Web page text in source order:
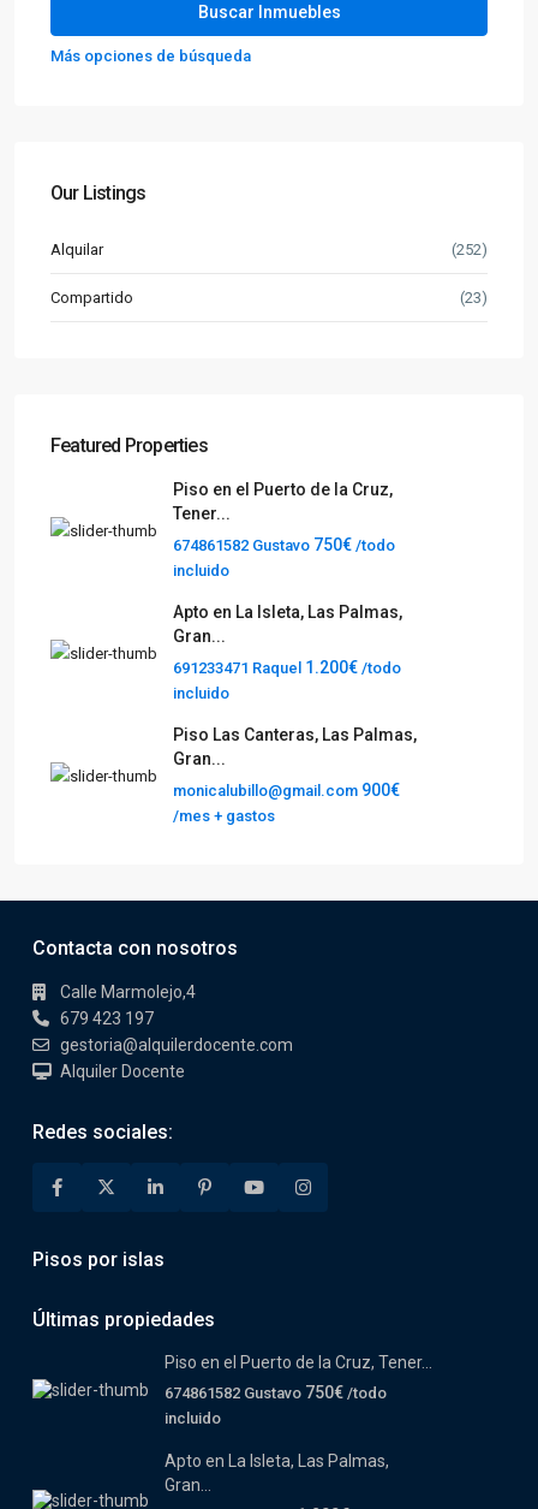
Más opciones de búsqueda
Our Listings
Alquilar (252)
Compartido (23)
Featured Properties
Piso en el Puerto de la Cruz,
Tener...
674861582 Gustavo 750€ /todo
incluido
Apto en La Isleta, Las Palmas,
Gran...
691233471 Raquel 1.200€ /todo
incluido
Piso Las Canteras, Las Palmas,
Gran...
monicalubillo@gmail.com 900€
/mes + gastos
Contacta con nosotros
Calle Marmolejo,4
679 423 197
gestoria@alquilerdocente.com
Alquiler Docente
Redes sociales:
Pisos por islas
Últimas propiedades
Piso en el Puerto de la Cruz, Tener...
674861582 Gustavo 750€ /todo
incluido
Apto en La Isleta, Las Palmas,
Gran...